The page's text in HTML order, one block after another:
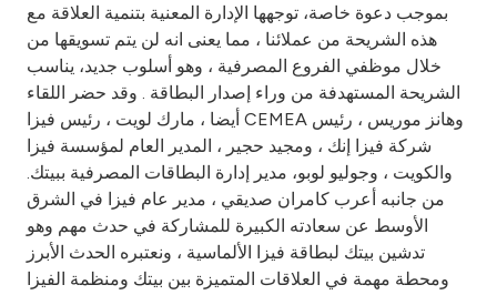
UK
Kingdom of Bahrain
بموجب دعوة خاصة، توجهها الإدارة المعنية بتنمية العلاقة مع
هذه الشريحة من عملائنا ، مما يعنى انه لن يتم تسويقها من
خلال موظفي الفروع المصرفية ، وهو أسلوب جديد، يناسب
الشريحة المستهدفة من وراء إصدار البطاقة . وقد حضر اللقاء
أيضا ، مارك لويت ، رئيس فيزا CEMEA وهانز موريس ، رئيس
شركة فيزا إنك ، ومجيد حجير ، المدير العام لمؤسسة فيزا
والكويت ، وجوليو لوبو، مدير إدارة البطاقات المصرفية ببيتك.
من جانبه أعرب كامران صديقي ، مدير عام فيزا في الشرق
الأوسط عن سعادته الكبيرة للمشاركة في حدث مهم وهو
تدشين بيتك لبطاقة فيزا الألماسية ، ونعتبره الحدث الأبرز
ومحطة مهمة في العلاقات المتميزة بين بيتك ومنظمة الفيزا